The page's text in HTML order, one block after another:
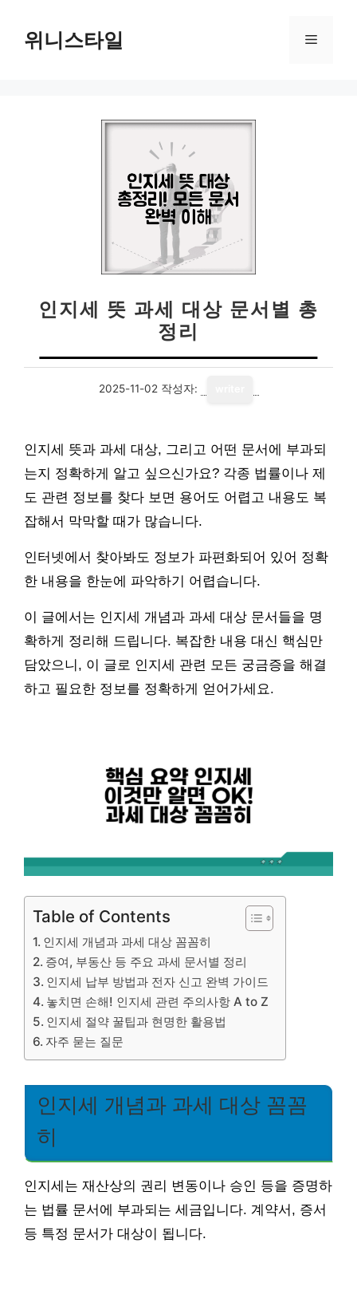
위니스타일 메
인지세 뜻 과세 대상 문서별 총
정리
2025-11-02 작성자:
인지세 뜻과 과세 대상, 그리고 어떤 문서에 부과되
는지 정확하게 알고 싶으신가요? 각종 법률이나 제
도 관련 정보를 찾다 보면 용어도 어렵고 내용도 복
잡해서 막막할 때가 많습니다.
인터넷에서 찾아봐도 정보가 파편화되어 있어 정확
한 내용을 한눈에 파악하기 어렵습니다.
이 글에서는 인지세 개념과 과세 대상 문서들을 명
확하게 정리해 드립니다. 복잡한 내용 대신 핵심만
담았으니, 이 글로 인지세 관련 모든 궁금증을 해결
하고 필요한 정보를 정확하게 얻어가세요.
Table of Contents
인지세 개념과 과세 대상 꼼꼼히
증여, 부동산 등 주요 과세 문서별 정리
인지세 납부 방법과 전자 신고 완벽 가이드
놓치면 손해! 인지세 관련 주의사항 A to Z
인지세 절약 꿀팁과 현명한 활용법
자주 묻는 질문
인지세 개념과 과세 대상 꼼꼼
히
인지세는 재산상의 권리 변동이나 승인 등을 증명하
는 법률 문서에 부과되는 세금입니다. 계약서, 증서
등 특정 문서가 대상이 됩니다.